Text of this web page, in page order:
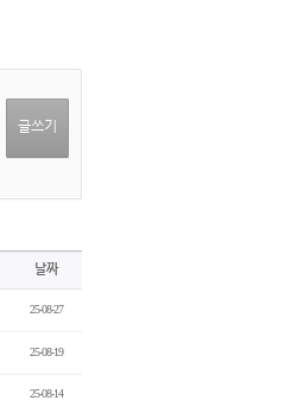
날짜
25-08-27
25-08-19
25-08-14